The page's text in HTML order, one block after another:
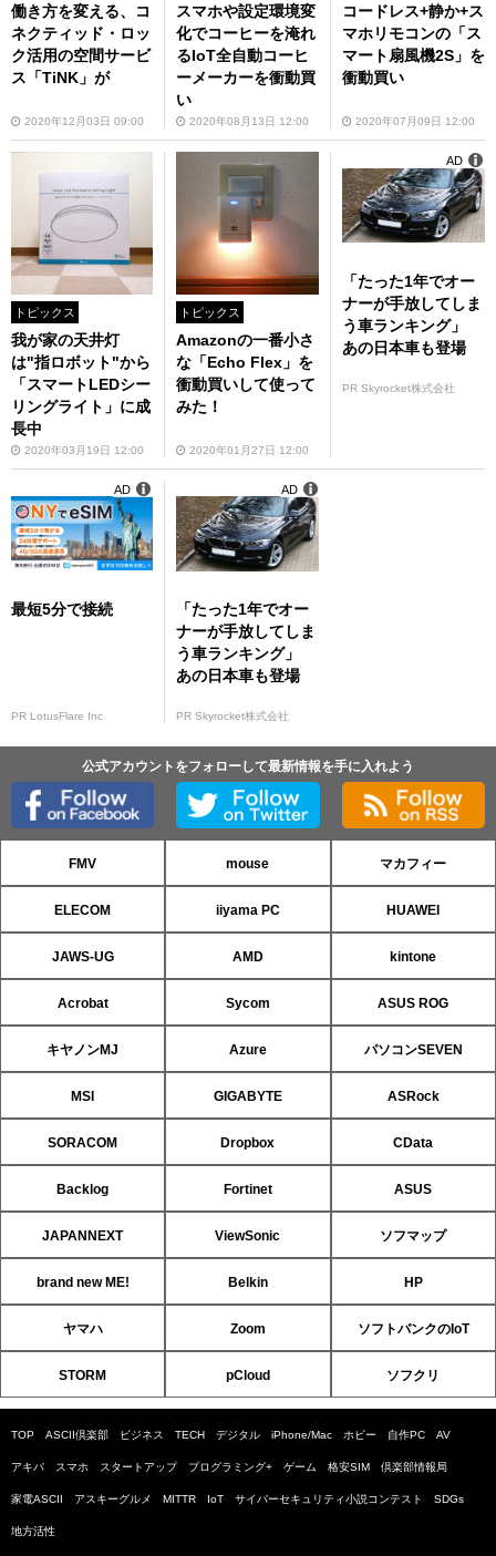
働き方を変える、コ
ネクティッド・ロッ
ク活用の空間サービ
ス「TiNK」が
2020年12月03日 09:00
スマホや設定環境変
化でコーヒーを淹れ
るIoT全自動コーヒ
ーメーカーを衝動買
い
2020年08月13日 12:00
コードレス+静か+ス
マホリモコンの「ス
マート扇風機2S」を
衝動買い
2020年07月09日 12:00
トピックス
我が家の天井灯
は"指ロボット"から
「スマートLEDシー
リングライト」に成
長中
2020年03月19日 12:00
トピックス
Amazonの一番小さ
な「Echo Flex」を
衝動買いして使って
みた！
2020年01月27日 12:00
「たった1年でオー
ナーが手放してしま
う車ランキング」
あの日本車も登場
PR Skyrocket株式会社
AD
最短5分で接続
PR LotusFlare Inc
AD
「たった1年でオー
ナーが手放してしま
う車ランキング」
あの日本車も登場
PR Skyrocket株式会社
AD
公式アカウントをフォローして最新情報を手に入れよう
FMV mouse マカフィー
ELECOM iiyama PC HUAWEI
JAWS-UG AMD kintone
Acrobat Sycom ASUS ROG
キヤノンMJ Azure パソコンSEVEN
MSI GIGABYTE ASRock
SORACOM Dropbox CData
Backlog Fortinet ASUS
JAPANNEXT ViewSonic ソフマップ
brand new ME! Belkin HP
ヤマハ Zoom ソフトバンクのIoT
STORM pCloud ソフクリ
TOP ASCII倶楽部 ビジネス TECH デジタル iPhone/Mac ホビー 自作PC AV
アキバ スマホ スタートアップ プログラミング+ ゲーム 格安SIM 倶楽部情報局
家電ASCII アスキーグルメ MITTR IoT サイバーセキュリティ小説コンテスト SDGs
地方活性